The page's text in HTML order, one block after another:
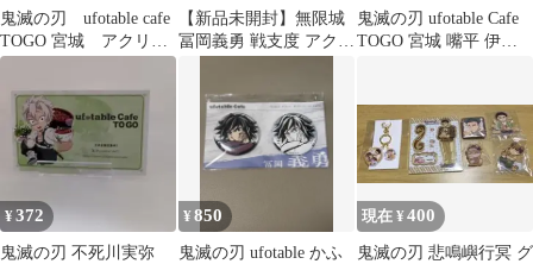
鬼滅の刃 ufotable cafe
TOGO 宮城 アクリル
スタンド 禰豆子
【新品未開封】無限城
冨岡義勇 戦支度 アクス
鬼滅の刃 ufotable Cafe
TOGO 宮城 嘴平 伊之
¥372
鬼滅の刃 不死川実弥
¥850
鬼滅の刃 ufotable かふ
現在 ¥400
鬼滅の刃 悲鳴嶼行冥 グ